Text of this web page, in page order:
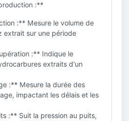
:**
:** Mesure le volume de
extrait sur une période
:** Indique le
extraits d'un
:** Mesure la durée des
impactant les délais et les
:** Suit la pression au puits,